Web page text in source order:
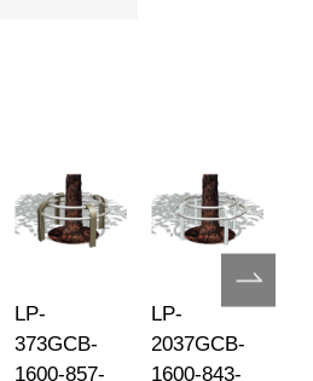
LP-
373GCB-
1600-857-
LP-
2037GCB-
1600-843-